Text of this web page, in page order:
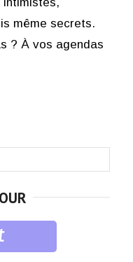
même secrets.
? À vos agendas